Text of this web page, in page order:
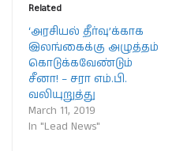
Related
‘அரசியல் தீர்வு’க்காக
இலங்கைக்கு அழுத்தம்
கொடுக்கவேண்டும்
சீனா! – சரா எம்.பி.
வலியுறுத்து
March 11, 2019
In "Lead News"